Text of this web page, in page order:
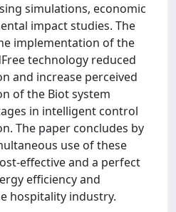
simulations, economic
impact studies. The
implementation of the
technology reduced
and increase perceived
of the Biot system
in intelligent control
The paper concludes by
use of these
effective and a perfect
efficiency and
hospitality industry.